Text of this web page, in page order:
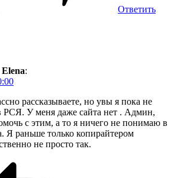
Ответить
Elena:
рассказываете, но увы я пока не
РСЯ. У меня даже сайта нет . Админ,
с этим, а то я ничего не понимаю в
Я раньше только копирайтером
не просто так.